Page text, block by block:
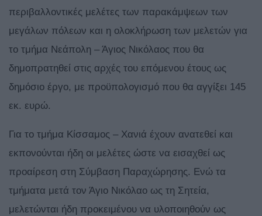
περιβαλλοντικές μελέτες των παρακάμψεων των
μεγάλων πόλεων και η ολοκλήρωση των μελετών για
το τμήμα Νεάπολη – Άγιος Νικόλαος που θα
δημοπρατηθεί στις αρχές του επόμενου έτους ως
δημόσιο έργο, με προϋπολογισμό που θα αγγίξει 145
εκ. ευρώ.
Για το τμήμα Κίσσαμος – Χανιά έχουν ανατεθεί και
εκπονούνται ήδη οι μελέτες ώστε να εισαχθεί ως
προαίρεση στη Σύμβαση Παραχώρησης. Ενώ τα
τμήματα μετά τον Άγιο Νικόλαο ως τη Σητεία,
μελετώνται ήδη προκειμένου να υλοποιηθούν ως